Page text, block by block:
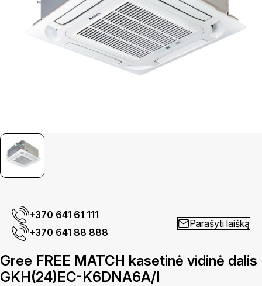
+370 641 61 111
+370 641 88 888
Parašyti laišką
Gree FREE MATCH kasetinė vidinė dalis
GKH(24)EC-K6DNA6A/I